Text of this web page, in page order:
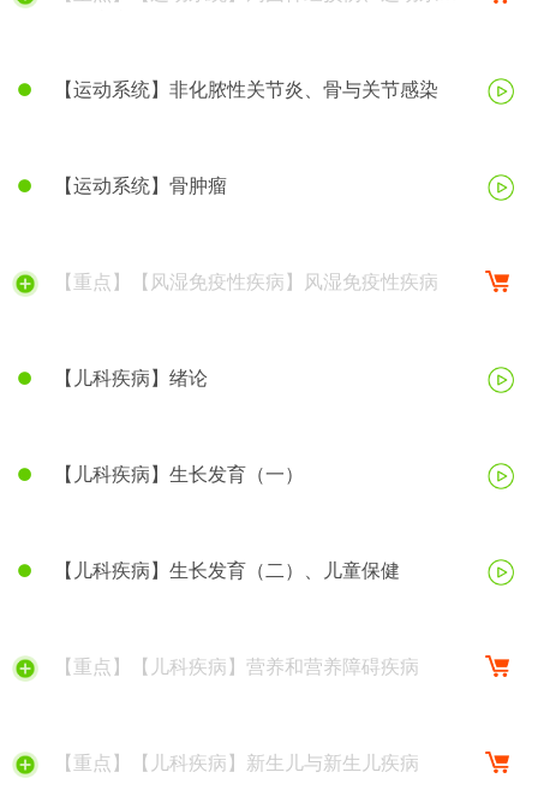
【运动系统】非化脓性关节炎、骨与关节感染
【运动系统】骨肿瘤
【重点】【风湿免疫性疾病】风湿免疫性疾病
【儿科疾病】绪论
【儿科疾病】生长发育（一）
【儿科疾病】生长发育（二）、儿童保健
【重点】【儿科疾病】营养和营养障碍疾病
【重点】【儿科疾病】新生儿与新生儿疾病